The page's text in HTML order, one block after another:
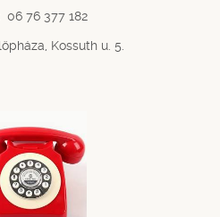
06 76 377 182
Kossuth u. 5.